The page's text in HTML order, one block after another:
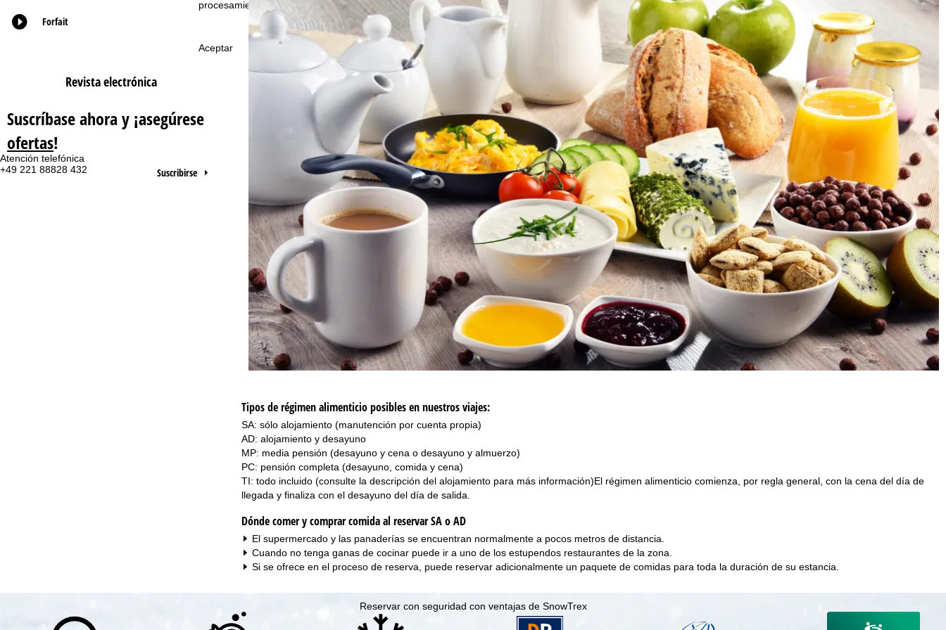
procesamiento y sus derechos se establecen en nuestraProtección de datos
Aceptar
Atención telefónica
+49 221 88828 432
Tenemos abierto (GMT):
lun.-jue.:
09:00 a 17:00
vie.:
09:00 a 14:00
sab.-dom.:
cerrado
Contáctenos
Ayuda
Forfait
Revista electrónica
Suscríbase ahora y ¡asegúrese
ofertas!
Suscribirse
n
c
i
p
a
l
Tipos de régimen alimenticio posibles en nuestros viajes:
SA: sólo alojamiento (manutención por cuenta propia)
AD: alojamiento y desayuno
MP: media pensión (desayuno y cena o desayuno y almuerzo)
PC: pensión completa (desayuno, comida y cena)
TI: todo incluido (consulte la descripción del alojamiento para más información)El régimen alimenticio comienza, por regla general, con la cena del día de
llegada y finaliza con el desayuno del día de salida.
Dónde comer y comprar comida al reservar SA o AD
El supermercado y las panaderías se encuentran normalmente a pocos metros de distancia.
Cuando no tenga ganas de cocinar puede ir a uno de los estupendos restaurantes de la zona.
Si se ofrece en el proceso de reserva, puede reservar adicionalmente un paquete de comidas para toda la duración de su estancia.
Reservar con seguridad con ventajas de SnowTrex